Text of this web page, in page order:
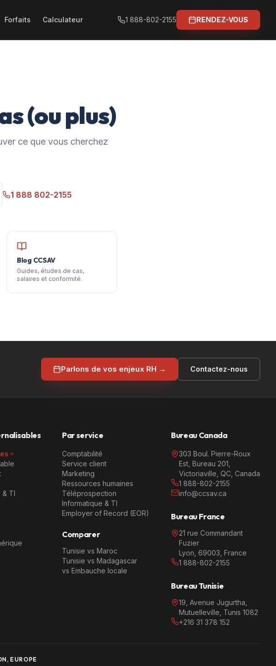
Forfaits Calculateur 1 888-802-2155 RENDEZ-VOUS
(ou plus)
ce que vous cherchez
1 888 802-2155
Blog CCSAV
Guides, études de cas,
salaires et conformité.
Parlons de vos enjeux RH → Contactez-nous
& TI
Par service
Comptabilité
Service client
Marketing
Ressources humaines
Téléprospection
Informatique & TI
Employer of Record (EOR)
Comparer
Tunisie vs Maroc
Tunisie vs Madagascar
vs Embauche locale
Bureau Canada
303 Boul. Pierre-Roux
Est, Bureau 201,
Victoriaville, QC, Canada
1 888-802-2155
info@ccsav.ca
Bureau France
21 rue Commandant
Fuzier
Lyon, 69003, France
1 888-802-2155
Bureau Tunisie
19, Avenue Jugurtha,
Mutuelleville, Tunis 1082
+216 31 378 152
EUROPE